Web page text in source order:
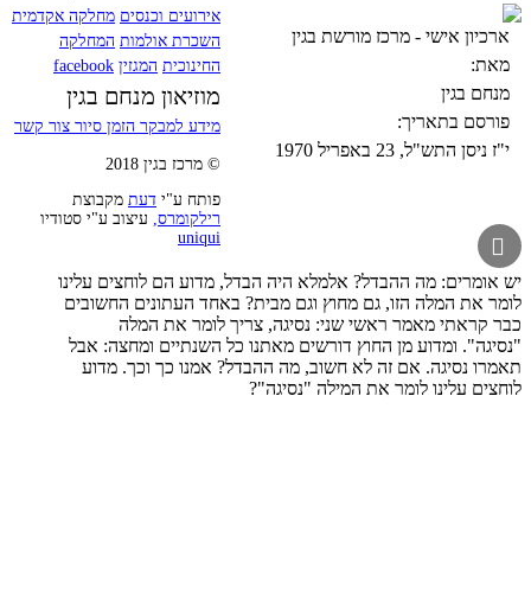
ארכיון אישי - מרכז מורשת בגין
מאת:
מנחם בגין
פורסם בתאריך:
י"ז ניסן התש"ל, 23 באפריל 1970

יש אומרים: מה ההבדל? אלמלא היה הבדל, מדוע הם לוחצים עלינו
לומר את המלה הזו, גם מחוץ וגם מבית? באחד העתונים החשובים
כבר קראתי מאמר ראשי שני: נסיגה, צריך לומר את המלה
"נסיגה". ומדוע מן החוץ דורשים מאתנו כל השנתיים ומחצה: אבל
תאמרו נסיגה. אם זה לא חשוב, מה ההבדל? אמנו כך וכך. מדוע
לוחצים עלינו לומר את המילה "נסיגה"?
אירועים וכנסים מחלקה אקדמית
השכרת אולמות המחלקה
החינוכית המגזין facebook
מוזיאון מנחם בגין
מידע למבקר הזמן סיור צור קשר
© מרכז בגין 2018
פותח ע"י דעת מקבוצת
רילקומרס, עיצוב ע"י סטודיו
uniqui